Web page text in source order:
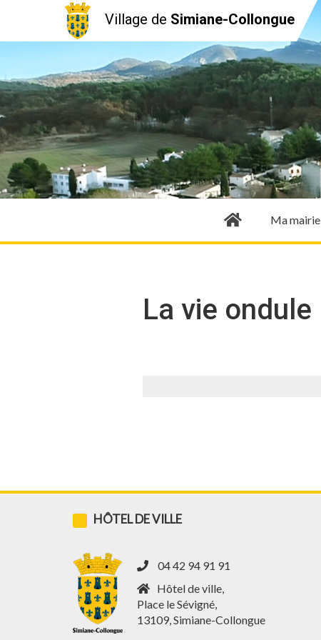
Village de Simiane-Collongue
Ma mairie
La vie ondule
HÔTEL DE VILLE
04 42 94 91 91
Hôtel de ville,
Place le Sévigné,
13109, Simiane-Collongue